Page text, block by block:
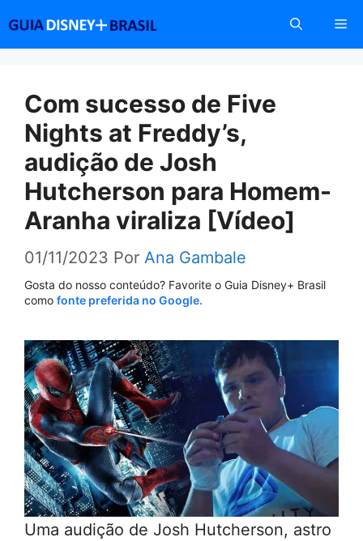
conteúdo
Com sucesso de Five
Nights at Freddy’s,
audição de Josh
Hutcherson para Homem-
Aranha viraliza [Vídeo]
01/11/2023 Por Ana Gambale
Gosta do nosso conteúdo? Favorite o Guia Disney+ Brasil
como fonte preferida no Google.
Uma audição de Josh Hutcherson, astro